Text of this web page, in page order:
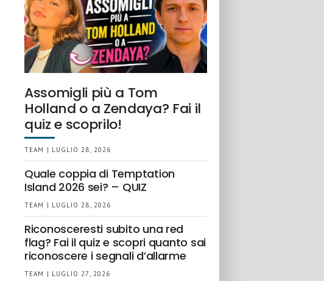
Assomigli più a Tom
Holland o a Zendaya? Fai il
quiz e scoprilo!
TEAM | LUGLIO 28, 2026
Quale coppia di Temptation
Island 2026 sei? – QUIZ
TEAM | LUGLIO 28, 2026
Riconosceresti subito una red
flag? Fai il quiz e scopri quanto sai
riconoscere i segnali d’allarme
TEAM | LUGLIO 27, 2026